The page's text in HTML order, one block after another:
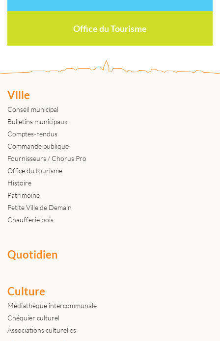
Office du Tourisme
Ville
Conseil municipal
Bulletins municipaux
Comptes-rendus
Commande publique
Fournisseurs / Chorus Pro
Office du tourisme
Histoire
Patrimoine
Petite Ville de Demain
Chaufferie bois
Quotidien
Culture
Médiathèque intercommunale
Chéquier culturel
Associations culturelles